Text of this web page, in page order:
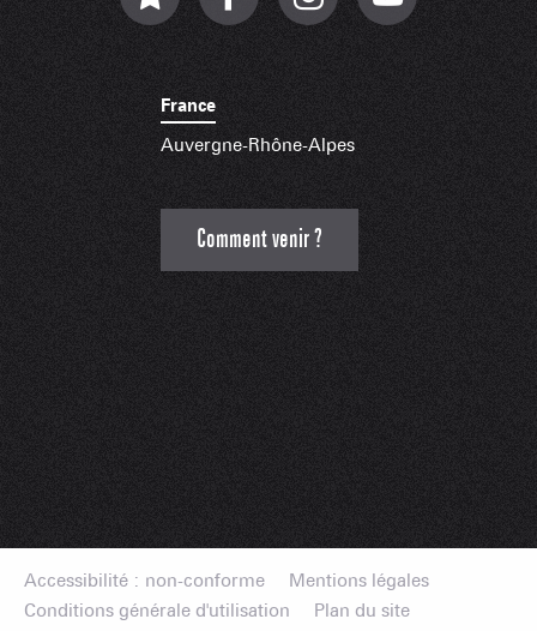
France
Auvergne-Rhône-Alpes
Comment venir ?
Accessibilité : non-conforme
Mentions légales
Conditions générale d'utilisation
Plan du site